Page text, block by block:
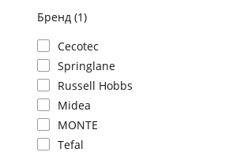
Бренд (1)
Cecotec
Springlane
Russell Hobbs
Midea
MONTE
Tefal